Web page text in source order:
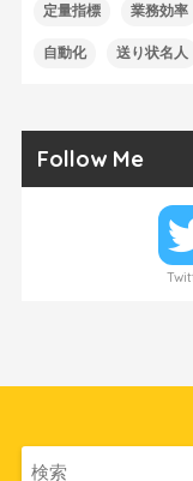
定量指標 業務効率
自動化 送り状名人
Follow Me